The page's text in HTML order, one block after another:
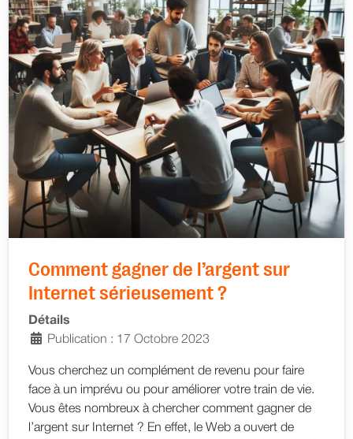
Comment gagner de l’argent sur
Internet sérieusement ?
Détails
Publication : 17 Octobre 2023
Vous cherchez un complément de revenu pour faire
face à un imprévu ou pour améliorer votre train de vie.
Vous êtes nombreux à chercher comment gagner de
l’argent sur Internet ? En effet, le Web a ouvert de